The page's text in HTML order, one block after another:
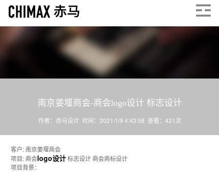
南京姜堰商会-商会logo设计 标志设计
作者：赤马设计 时间：2021/1/9 4:43:58 查看： 421 次
客户: 南京姜堰商会
项目: 商会logo设计标志设计 商会商标设计
项目背景：